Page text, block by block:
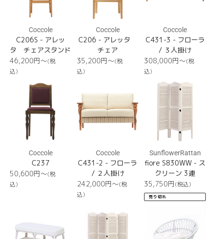
Coccole
C206S - アレッ
タ チェアスタンド
通
常
46,200円〜(税
込)
Coccole
C206 - アレッタ
チェア
通
常
35,200円〜(税
込)
Coccole
C431-3 - フローラ
/ ３人掛け
通
常
308,000円〜(税
込)
Coccole
C237
通
常
50,600円〜(税
込)
Coccole
C431-2 - フローラ
/ ２人掛け
通
常
242,000円〜(税
込)
S830WW
SunflowerRattan
fiore S830WW - ス
クリーン 3連
通
常
価
35,750円(税込)
売り切れ
S830-
C854WWH